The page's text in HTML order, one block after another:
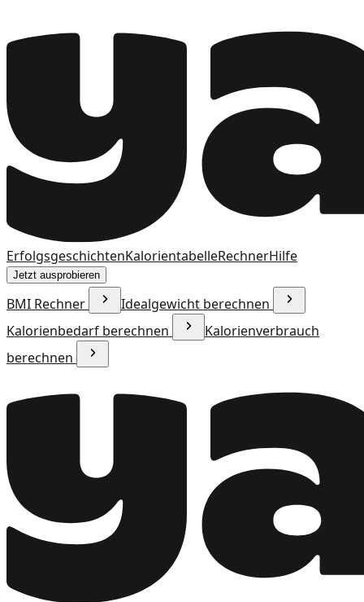
ErfolgsgeschichtenKalorientabelleRechnerHilfe
Jetzt ausprobieren
BMI Rechner
Idealgewicht berechnen
Kalorienbedarf berechnen
Kalorienverbrauch
berechnen